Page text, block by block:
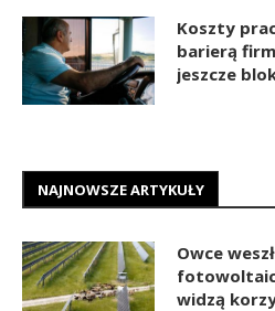
Koszty
barierą
jeszcze
NAJNOWSZE ARTYKUŁY
Owce
widzą